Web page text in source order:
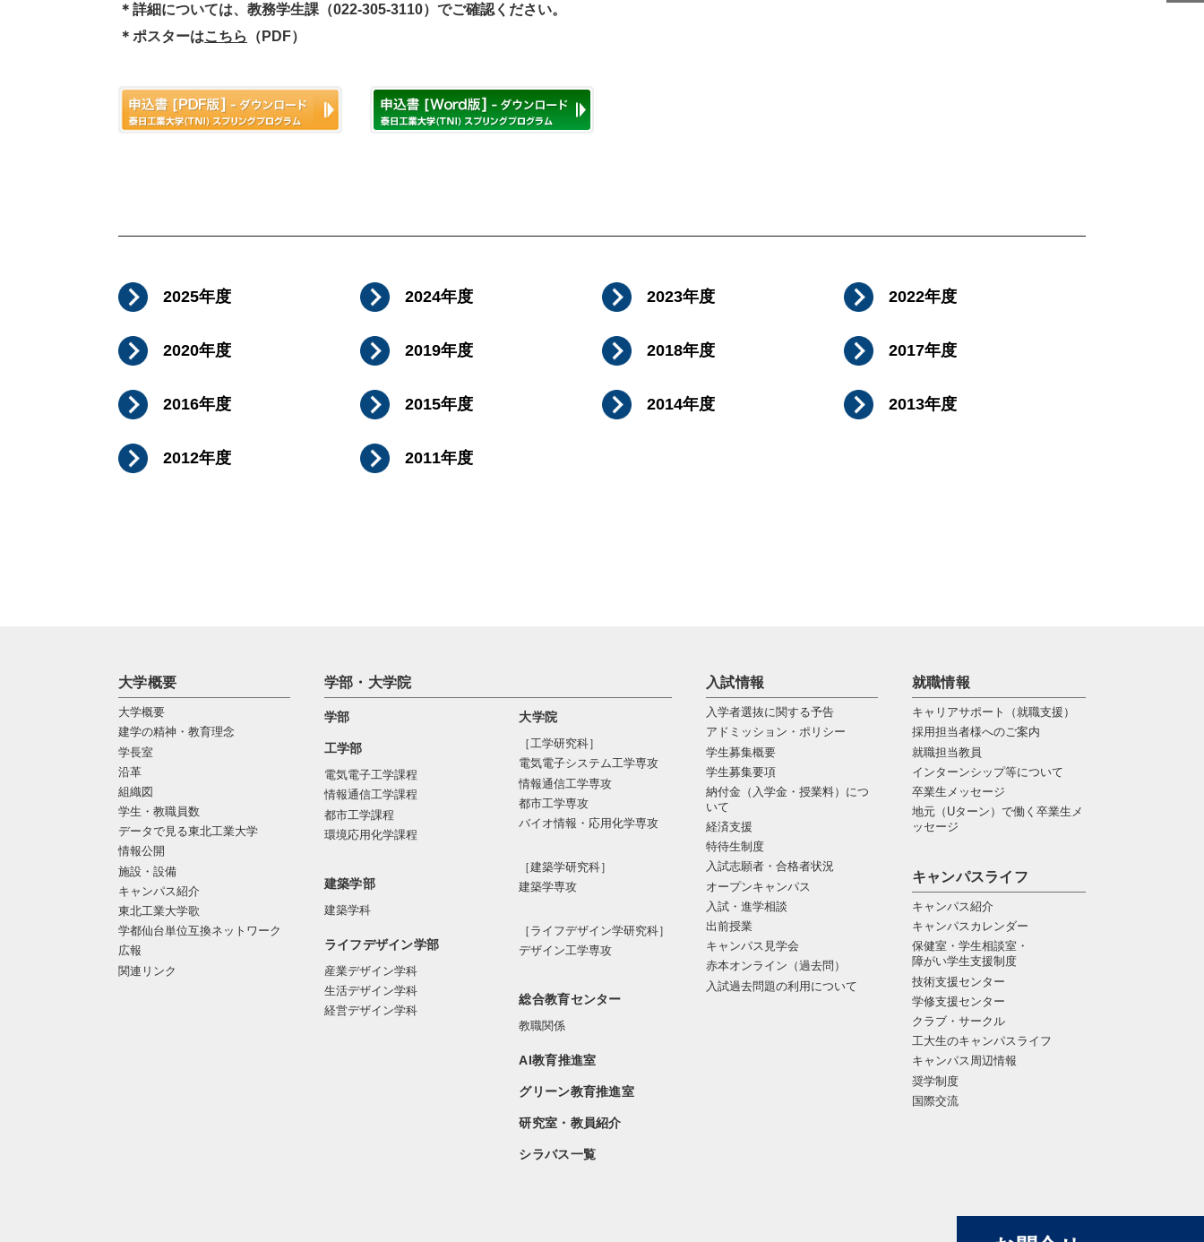
＊詳細については、教務学生課（022-305-3110）でご確認ください。
＊ポスターはこちら （PDF）
2025年度 2024年度 2023年度 2022年度
2020年度 2019年度 2018年度 2017年度
2016年度 2015年度 2014年度 2013年度
2012年度 2011年度
大学概要
大学概要
建学の精神・教育理念
学長室
沿革
組織図
学生・教職員数
データで見る東北工業大学
情報公開
施設・設備
キャンパス紹介
東北工業大学歌
学都仙台単位互換ネットワーク
広報
関連リンク
学部・大学院
学部
工学部
電気電子工学課程
情報通信工学課程
都市工学課程
環境応用化学課程
建築学部
建築学科
ライフデザイン学部
産業デザイン学科
生活デザイン学科
経営デザイン学科
大学院
［工学研究科］
電気電⼦システム⼯学専攻
情報通信⼯学専攻
都市⼯学専攻
バイオ情報・応⽤化学専攻
［建築学研究科］
建築学専攻
［ライフデザイン学研究科］
デザイン工学専攻
総合教育センター
教職関係
AI教育推進室
グリーン教育推進室
研究室・教員紹介
シラバス一覧
入試情報
入学者選抜に関する予告
アドミッション・ポリシー
学生募集概要
学生募集要項
納付金（入学金・授業料）につ
いて
経済支援
特待生制度
入試志願者・合格者状況
オープンキャンパス
入試・進学相談
出前授業
キャンパス見学会
赤本オンライン（過去問）
入試過去問題の利用について
就職情報
キャリアサポート（就職支援）
採用担当者様へのご案内
就職担当教員
インターンシップ等について
卒業生メッセージ
地元（Uターン）で働く卒業生メ
ッセージ
キャンパスライフ
キャンパス紹介
キャンパスカレンダー
保健室・学生相談室・
障がい学生支援制度
技術支援センター
学修支援センター
クラブ・サークル
工大生のキャンパスライフ
キャンパス周辺情報
奨学制度
国際交流